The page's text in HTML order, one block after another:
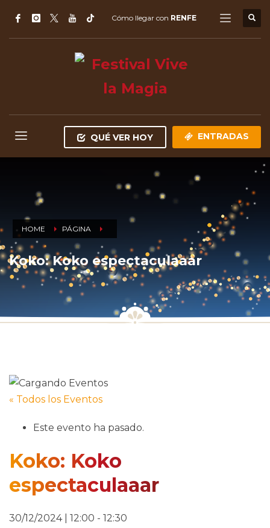
Cómo llegar con RENFE
QUÉ VER HOY ENTRADAS
HOME PÁGINA
Koko: Koko espectaculaaar
« Todos los Eventos
Este evento ha pasado.
Koko: Koko
espectaculaaar
30/12/2024 | 12:00 - 12:30